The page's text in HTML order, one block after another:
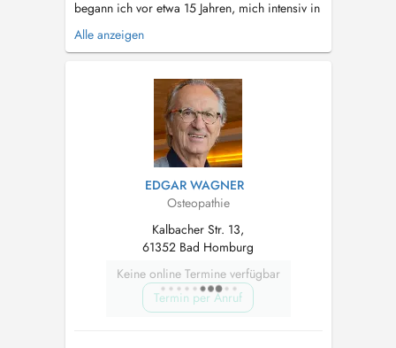
begann ich vor etwa 15 Jahren, mich intensiv in
naturheilkundliche Verfahren einzuarbeiten und
zum Heilpraktiker ausbilden zu lassen. Nach
Erteilung der gesetzlichen Erlaubnis im Januar
2007 in Köln gründete ich ans...
Alle anzeigen
EDGAR WAGNER
Osteopathie
Kalbacher Str. 13,
61352 Bad Homburg
Keine online Termine verfügbar
Termin per Anruf